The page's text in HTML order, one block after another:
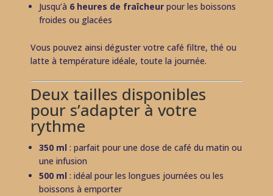
Jusqu’à 6 heures de fraîcheur pour les boissons
froides ou glacées
Vous pouvez ainsi déguster votre café filtre, thé ou
latte à température idéale, toute la journée.
Deux tailles disponibles
pour s’adapter à votre
rythme
350 ml : parfait pour une dose de café du matin ou
une infusion
500 ml : idéal pour les longues journées ou les
boissons à emporter